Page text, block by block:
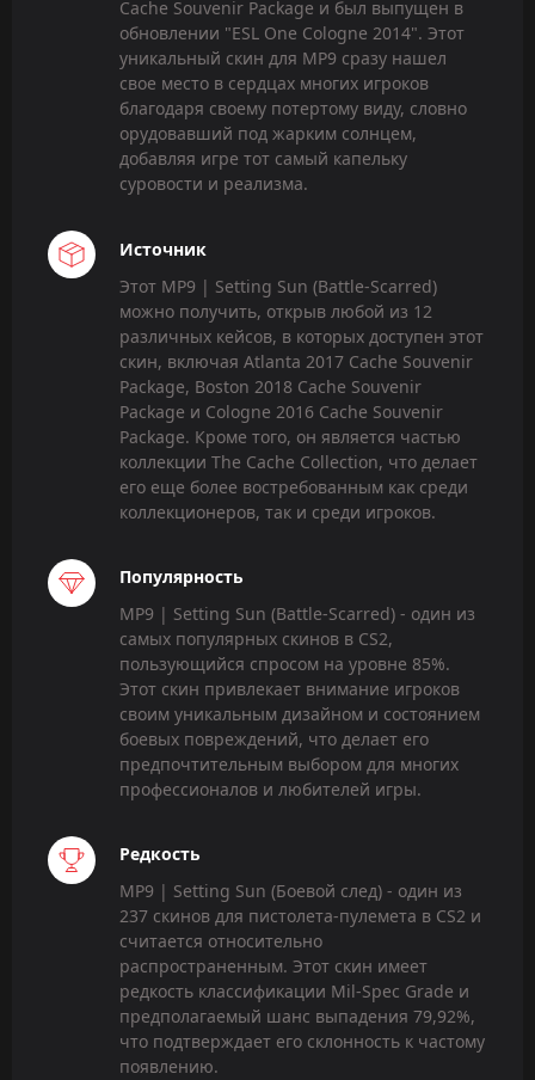
Cache Souvenir Package и был выпущен в
обновлении "ESL One Cologne 2014". Этот
уникальный скин для MP9 сразу нашел
свое место в сердцах многих игроков
благодаря своему потертому виду, словно
орудовавший под жарким солнцем,
добавляя игре тот самый капельку
суровости и реализма.
Источник
Этот MP9 | Setting Sun (Battle-Scarred)
можно получить, открыв любой из 12
различных кейсов, в которых доступен этот
скин, включая Atlanta 2017 Cache Souvenir
Package, Boston 2018 Cache Souvenir
Package и Cologne 2016 Cache Souvenir
Package. Кроме того, он является частью
коллекции The Cache Collection, что делает
его еще более востребованным как среди
коллекционеров, так и среди игроков.
Популярность
MP9 | Setting Sun (Battle-Scarred) - один из
самых популярных скинов в CS2,
пользующийся спросом на уровне 85%.
Этот скин привлекает внимание игроков
своим уникальным дизайном и состоянием
боевых повреждений, что делает его
предпочтительным выбором для многих
профессионалов и любителей игры.
Редкость
MP9 | Setting Sun (Боевой след) - один из
237 скинов для пистолета-пулемета в CS2 и
считается относительно
распространенным. Этот скин имеет
редкость классификации Mil-Spec Grade и
предполагаемый шанс выпадения 79,92%,
что подтверждает его склонность к частому
появлению.